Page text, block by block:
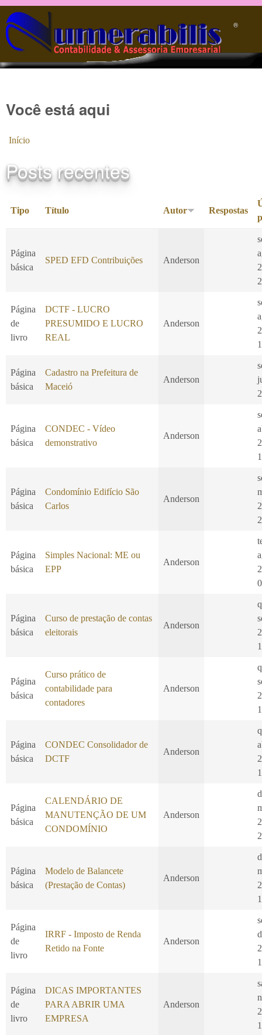
Pular para o conteúdo principal
®️
Você está aqui
Início
Posts recentes
Tipo Título Autor Respostas
Página
básica
SPED EFD Contribuições Anderson
Página
de
livro
DCTF - LUCRO
PRESUMIDO E LUCRO
REAL
Anderson
Página
básica
Cadastro na Prefeitura de
Maceió
Anderson
Página
básica
CONDEC - Vídeo
demonstrativo
Anderson
Página
básica
Condomínio Edifício São
Carlos
Anderson
Página
básica
Simples Nacional: ME ou
EPP
Anderson
Página
básica
Curso de prestação de contas
eleitorais
Anderson
Página
básica
Curso prático de
contabilidade para
contadores
Anderson
Página
básica
CONDEC Consolidador de
DCTF
Anderson
Página
básica
CALENDÁRIO DE
MANUTENÇÃO DE UM
CONDOMÍNIO
Anderson
Página
básica
Modelo de Balancete
(Prestação de Contas)
Anderson
Página
de
livro
IRRF - Imposto de Renda
Retido na Fonte
Anderson
Página
de
livro
DICAS IMPORTANTES
PARA ABRIR UMA
EMPRESA
Anderson